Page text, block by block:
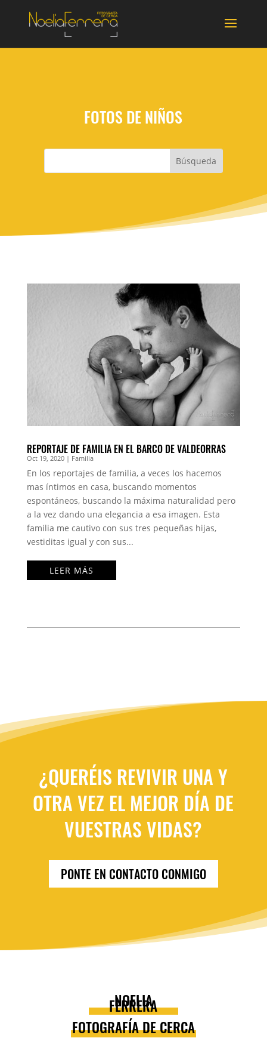
FOTOS DE NIÑOS
REPORTAJE DE FAMILIA EN EL BARCO DE VALDEORRAS
Oct 19, 2020| Familia
En los reportajes de familia, a veces los hacemos
mas íntimos en casa, buscando momentos
espontáneos, buscando la máxima naturalidad pero
a la vez dando una elegancia a esa imagen. Esta
familia me cautivo con sus tres pequeñas hijas,
vestiditas igual y con sus...
LEER MÁS
¿QUERÉIS REVIVIR UNA Y
OTRA VEZ EL MEJOR DÍA DE
VUESTRAS VIDAS?
PONTE EN CONTACTO CONMIGO
NOELIA
FERRERA
FOTOGRAFÍA DE CERCA